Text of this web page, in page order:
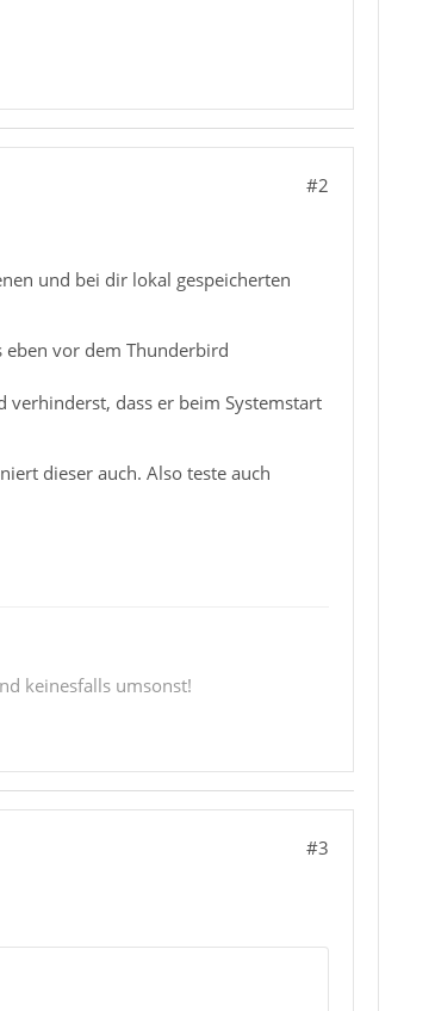
#2
und bei dir lokal gespeicherten
vor dem Thunderbird
verhinderst, dass er beim Systemstart
dieser auch. Also teste auch
keinesfalls umsonst!
#3